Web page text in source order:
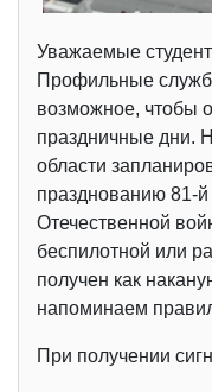
Уважаемые
Профильные
возможное, чтобы
праздничные дни.
области
празднованию 81-
Отечественной
беспилотной или
получен как
напоминаем
При получении